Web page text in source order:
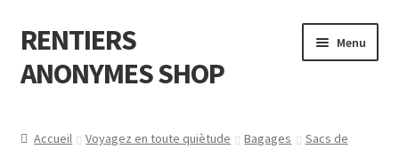
Aller
à
la
Aller
au
contenu
RENTIERS
ANONYMES SHOP
Menu
Accueil Voyagez en toute quiètude Bagages
Sacs de